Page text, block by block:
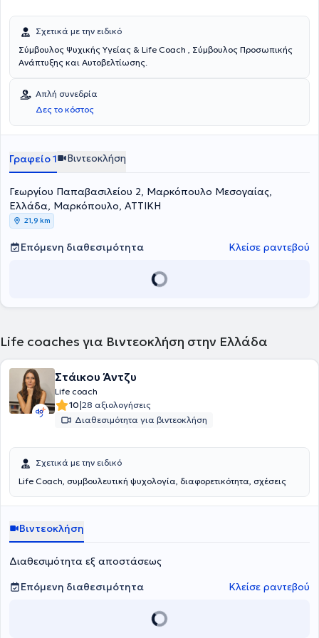
Σχετικά με την ειδικό
Σύμβουλος Ψυχικής Υγείας & Life Coach , Σύμβουλος Προσωπικής
Ανάπτυξης και Αυτοβελτίωσης.
Απλή συνεδρία
Δες το κόστος
Γραφείο 1 Βιντεοκλήση
Γεωργίου Παπαβασιλείου 2, Μαρκόπουλο Μεσογαίας,
Ελλάδα, Μαρκόπουλο, ΑΤΤΙΚΗ
21,9 km
Επόμενη διαθεσιμότητα Κλείσε ραντεβού
Life coaches για Βιντεοκλήση στην Ελλάδα
Στάικου Άντζυ
Life coach
10|28 αξιολογήσεις
Διαθεσιμότητα για βιντεοκλήση
Σχετικά με την ειδικό
Life Coach, συμβουλευτική ψυχολογία, διαφορετικότητα, σχέσεις
Βιντεοκλήση
Διαθεσιμότητα εξ αποστάσεως
Επόμενη διαθεσιμότητα
Κλείσε ραντεβού